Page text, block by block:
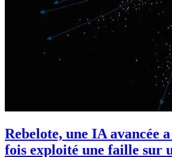
Rebelote, une IA avancée
fois exploité une faille sur